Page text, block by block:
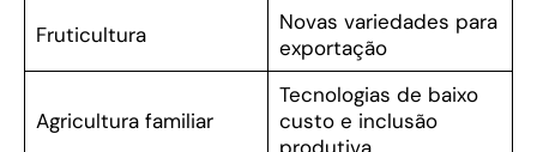
Fruticultura
Novas variedades para
exportação
Agricultura familiar
Tecnologias de baixo
custo e inclusão